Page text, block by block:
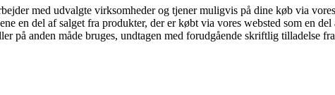
med udvalgte virksomheder og tjener muligvis på dine køb via
en del af salget fra produkter, der er købt via vores websted som en
på anden måde bruges, undtagen med forudgående skriftlig tilladelse